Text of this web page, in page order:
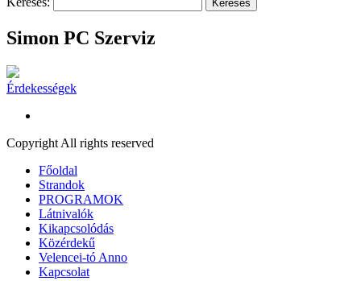
Simon PC Szerviz
Érdekességek
Copyright All rights reserved
Főoldal
Strandok
PROGRAMOK
Látnivalók
Kikapcsolódás
Közérdekű
Velencei-tó Anno
Kapcsolat